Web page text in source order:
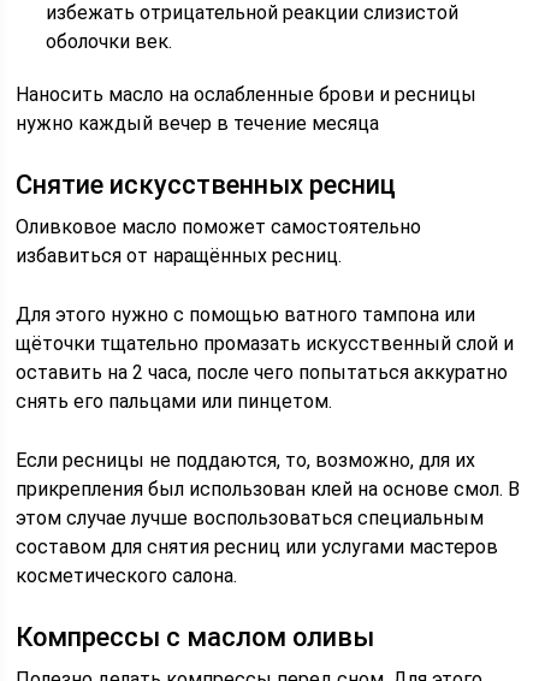
избежать отрицательной реакции слизистой
оболочки век.
Наносить масло на ослабленные брови и ресницы
нужно каждый вечер в течение месяца
Снятие искусственных ресниц
Оливковое масло поможет самостоятельно
избавиться от наращённых ресниц.
Для этого нужно с помощью ватного тампона или
щёточки тщательно промазать искусственный слой и
оставить на 2 часа, после чего попытаться аккуратно
снять его пальцами или пинцетом.
Если ресницы не поддаются, то, возможно, для их
прикрепления был использован клей на основе смол. В
этом случае лучше воспользоваться специальным
составом для снятия ресниц или услугами мастеров
косметического салона.
Компрессы с маслом оливы